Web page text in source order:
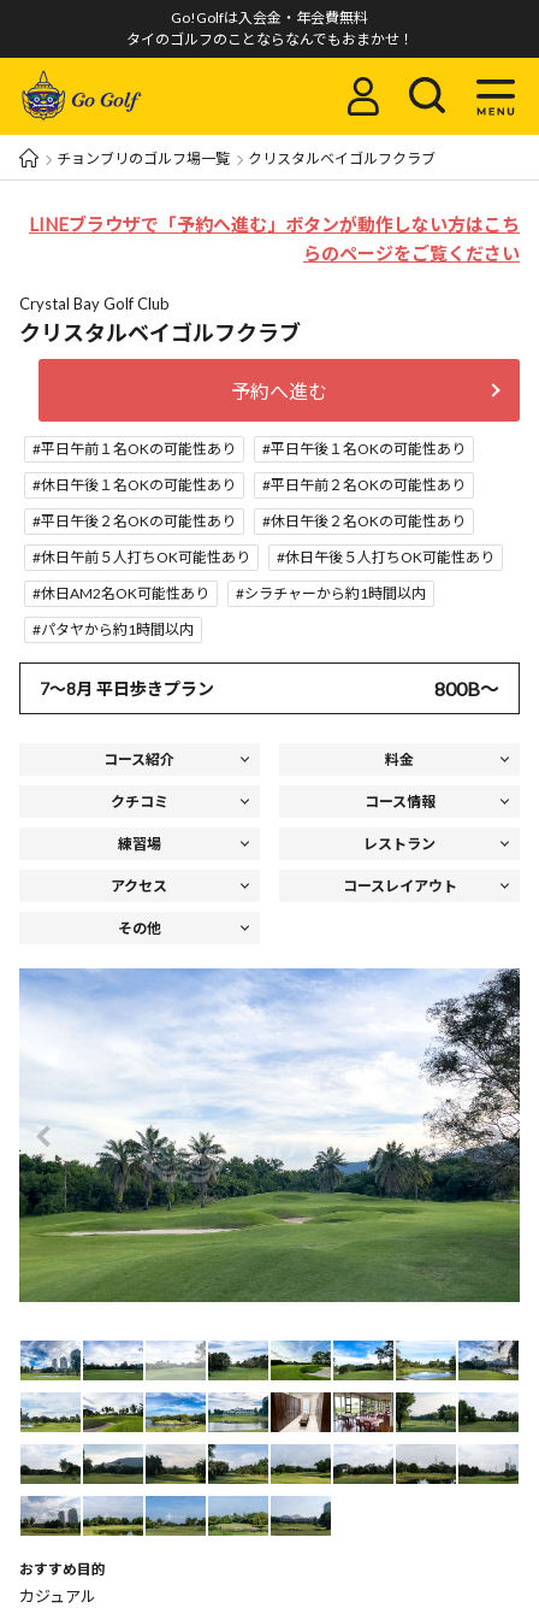
Go!Golfは入会金・年会費無料
タイのゴルフのことならなんでもおまかせ！
チョンブリのゴルフ場一覧 クリスタルベイゴルフクラブ
LINEブラウザで「予約へ進む」ボタンが動作しない方はこち
らのページをご覧ください
Crystal Bay Golf Club
クリスタルベイゴルフクラブ
予約へ進む
平日午前１名OKの可能性あり
平日午後１名OKの可能性あり
休日午後１名OKの可能性あり
平日午前２名OKの可能性あり
平日午後２名OKの可能性あり
休日午後２名OKの可能性あり
休日午前５人打ちOK可能性あり
休日午後５人打ちOK可能性あり
休日AM2名OK可能性あり
シラチャーから約1時間以内
パタヤから約1時間以内
7～8月 平日歩きプラン 800B〜
コース紹介 料金
クチコミ コース情報
練習場 レストラン
アクセス コースレイアウト
その他
おすすめ目的
カジュアル